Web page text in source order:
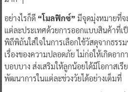
อย่างไรก็ดี“โมลฟิกซ์” มีจุดมุ่งหมายที่จ
แต่ละประเทศด้วยการออกแบบสินค้าที่
พิถีพิถันใส่ใจในการเลือกใช้วัสดุจากธรร
เรื่องของความปลอดภัย ไม่ก่อให้เกิดอา
บอบบาง ส่งเสริมให้ลูกน้อยได้มีโอกาสเ
พัฒนาการในแต่ละช่วงวัยได้อย่างเต็มที่